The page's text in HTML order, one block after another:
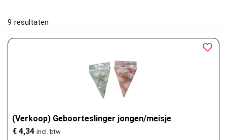
9 resultaten
(Verkoop) Geboorteslinger jongen/meisje
€ 4,34 incl. btw